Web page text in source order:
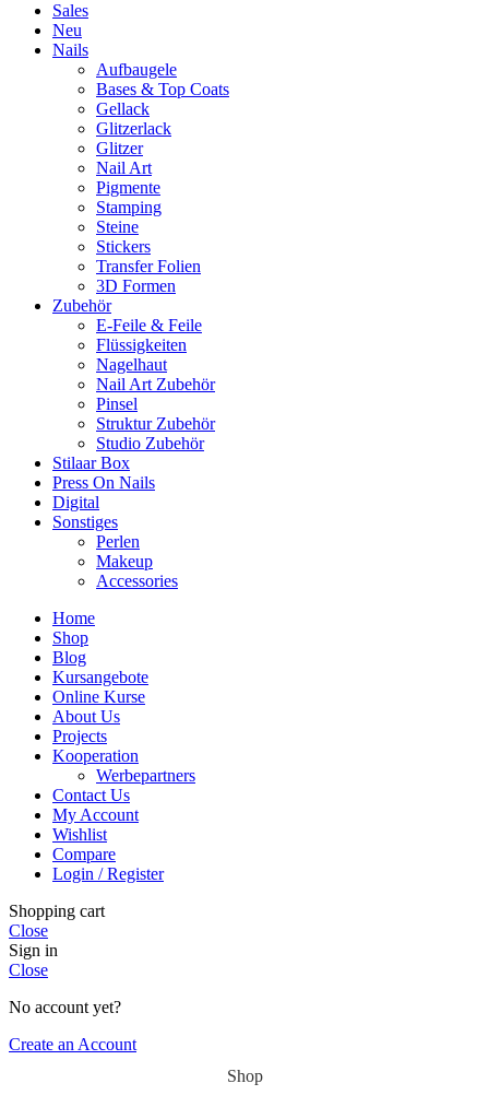
Sales
Neu
Nails
Aufbaugele
Bases & Top Coats
Gellack
Glitzerlack
Glitzer
Nail Art
Pigmente
Stamping
Steine
Stickers
Transfer Folien
3D Formen
Zubehör
E-Feile & Feile
Flüssigkeiten
Nagelhaut
Nail Art Zubehör
Pinsel
Struktur Zubehör
Studio Zubehör
Stilaar Box
Press On Nails
Digital
Sonstiges
Perlen
Makeup
Accessories
Home
Shop
Blog
Kursangebote
Online Kurse
About Us
Projects
Kooperation
Werbepartners
Contact Us
My Account
Wishlist
Compare
Login / Register
Shopping cart
Close
Sign in
Close
No account yet?
Create an Account
Shop